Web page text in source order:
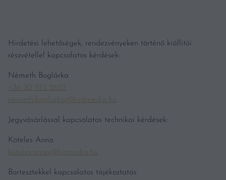
Hirdetési lehetőségek, rendezvényeken történő kiállítói
részvétellel kapcsolatos kérdések:
Németh Boglárka
+36 30 975 2652
nemeth.boglarka@kodmedia.hu
Jegyvásárlással kapcsolatos technikai kérdések:
Köteles Anna
koteles.anna@hgmedia.hu
Bortesztekkel kapcsolatos tájékoztatás